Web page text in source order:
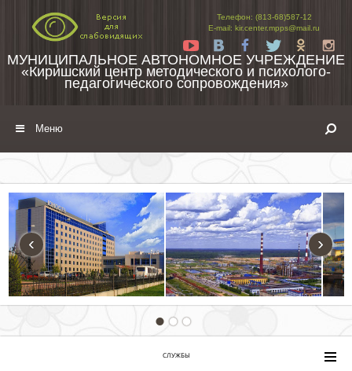
Телефон: (813-68)587-12
E-mail: kir.center.mpps@mail.ru
Yt
Tw
МУНИЦИПАЛЬНОЕ АВТОНОМНОЕ УЧРЕЖДЕНИЕ
«Киришский центр методического и психолого-
педагогического сопровождения»
Меню
‹ ›
СЛУЖБЫ